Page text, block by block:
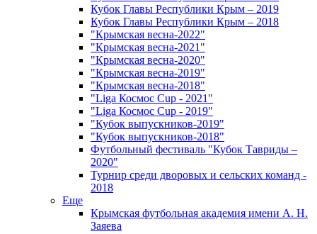
Кубок Главы Республики Крым – 2019
Кубок Главы Республики Крым – 2018
"Крымская весна-2022"
"Крымская весна-2021"
"Крымская весна-2020"
"Крымская весна-2019"
"Крымская весна-2018"
"Liga Космос Cup - 2021"
"Liga Космос Cup - 2019"
"Кубок выпускников-2019"
"Кубок выпускников-2018"
Футбольный фестиваль "Кубок Тавриды –
2020"
Турнир среди дворовых и сельских команд -
2018
Еще
Крымская футбольная академия имени А. Н.
Заяева